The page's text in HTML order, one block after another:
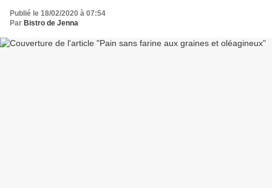
Publié le 18/02/2020 à 07:54
Par Bistro de Jenna